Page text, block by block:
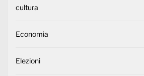
cultura
Economia
Elezioni